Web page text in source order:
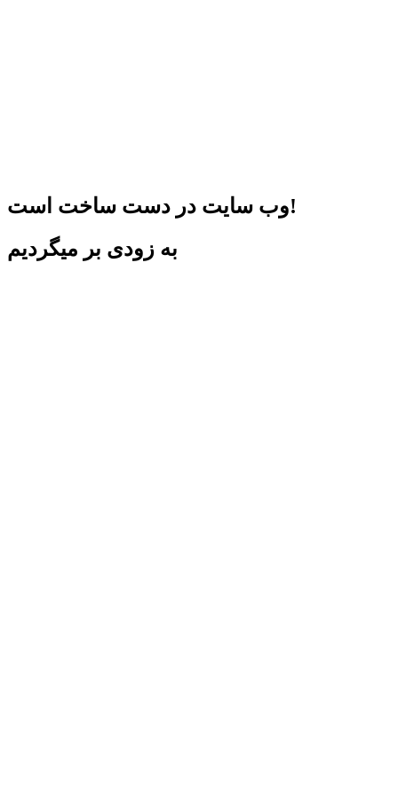
وب سایت در دست ساخت است!
به زودی بر میگردیم